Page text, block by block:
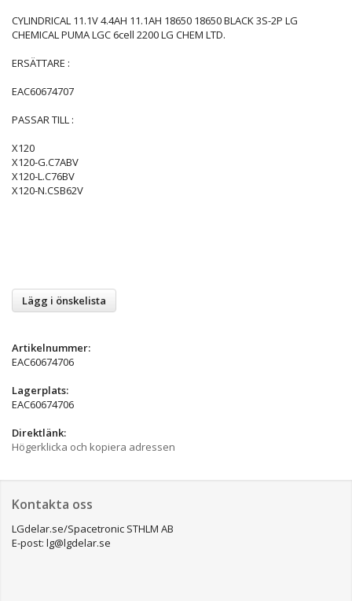
CYLINDRICAL 11.1V 4.4AH 11.1AH 18650 18650 BLACK 3S-2P LG
CHEMICAL PUMA LGC 6cell 2200 LG CHEM LTD.
ERSÄTTARE :
EAC60674707
PASSAR TILL :
X120
X120-G.C7ABV
X120-L.C76BV
X120-N.CSB62V
Lägg i önskelista
Artikelnummer:
EAC60674706
Lagerplats:
EAC60674706
Direktlänk:
Högerklicka och kopiera adressen
Kontakta oss
LGdelar.se/Spacetronic STHLM AB
E-post: lg@lgdelar.se